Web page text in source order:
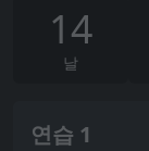
14
날
연습 1